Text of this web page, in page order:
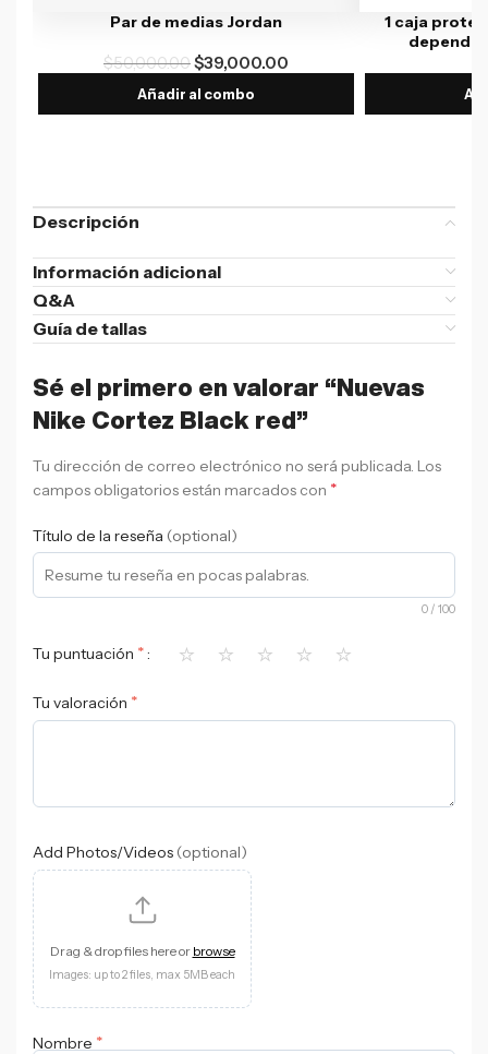
Par de medias Jordan
$50,000.00$39,000.00
Añadir al combo
1 caja
depende
Descripción
Información adicional
Q&A
Guía de tallas
Sé el primero en valorar “Nuevas
Nike Cortez Black red”
Tu dirección de correo electrónico no será publicada. Los
campos obligatorios están marcados con *
Título de la reseña (optional)
0 / 100
Tu puntuación * ⭐ ⭐ ⭐ ⭐ ⭐
Tu valoración *
Add Photos/Videos (optional)
Drag & drop files here or browse
Images: up to 2 files, max 5MB each
Nombre *